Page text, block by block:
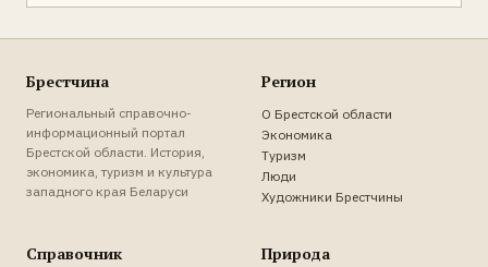
Брестчина
Региональный справочно-
информационный портал
Брестской области. История,
экономика, туризм и культура
западного края Беларуси
Регион
О Брестской области
Экономика
Туризм
Люди
Художники Брестчины
Справочник Природа